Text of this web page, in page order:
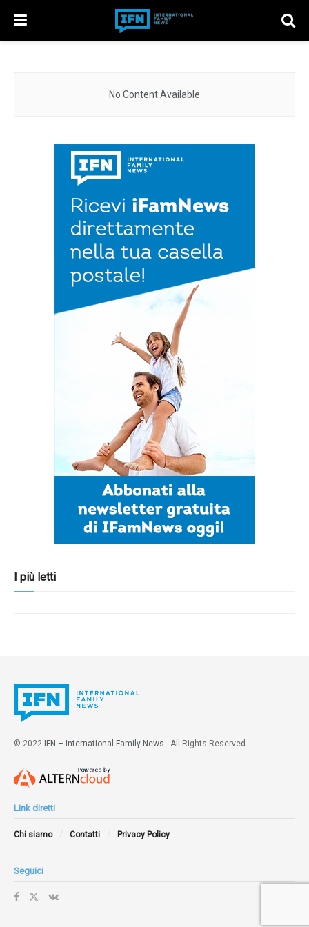
No Content Available
I più letti
© 2022 IFN – International Family News - All Rights Reserved.
Link diretti
Chi siamo Contatti Privacy Policy
Seguici